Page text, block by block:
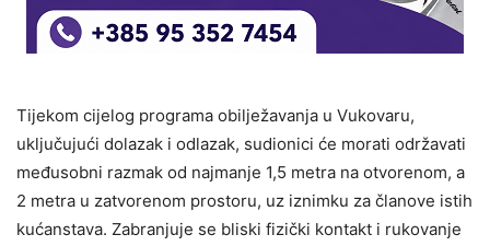
Tijekom cijelog programa obilježavanja u Vukovaru,
uključujući dolazak i odlazak, sudionici će morati održavati
međusobni razmak od najmanje 1,5 metra na otvorenom, a
2 metra u zatvorenom prostoru, uz iznimku za članove istih
kućanstava. Zabranjuje se bliski fizički kontakt i rukovanje